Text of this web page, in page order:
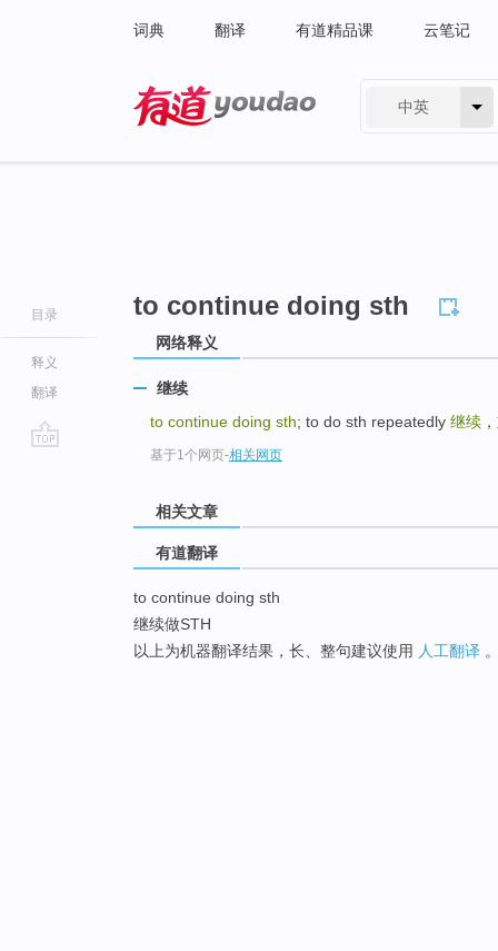
词典 翻译 有道精品课 云笔记
中英
目录
释义
翻译
to continue doing sth
网络释义
继续
to continue doing sth; to do sth repeatedly 继续
基于1个网页-相关网页
相关文章
有道翻译
to continue doing sth
继续做STH
以上为机器翻译结果，长、整句建议使用 人工翻译